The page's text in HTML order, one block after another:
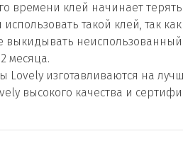
времени клей начинает
такой клей, так
выкидывать
месяца.
изготавливаются на
высокого качества и